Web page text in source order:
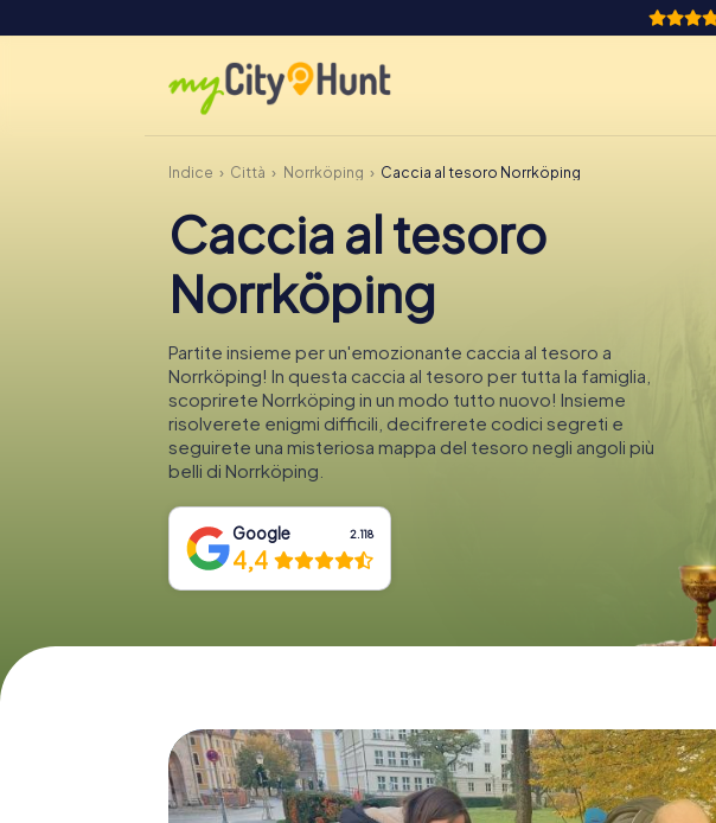
Indice Città Norrköping Caccia al tesoro Norrköping
Caccia al tesoro
Norrköping
Partite insieme per un'emozionante caccia al tesoro a
Norrköping! In questa caccia al tesoro per tutta la famiglia,
scoprirete Norrköping in un modo tutto nuovo! Insieme
risolverete enigmi difficili, decifrerete codici segreti e
seguirete una misteriosa mappa del tesoro negli angoli più
belli di Norrköping.
Google 2.118
4,4